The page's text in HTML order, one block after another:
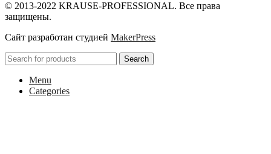
© 2013-2022 KRAUSE-PROFESSIONAL. Все права
защищены.
Сайт разработан студией MakerPress
Search
Menu
Categories